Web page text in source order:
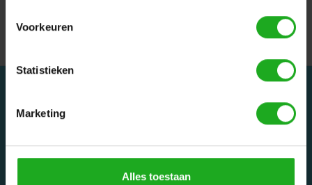
Voorkeuren
Statistieken
Marketing
Alles toestaan